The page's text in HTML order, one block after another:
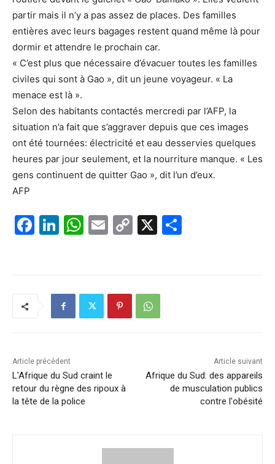
partir mais il n’y a pas assez de places. Des familles
entières avec leurs bagages restent quand même là pour
dormir et attendre le prochain car.
« C’est plus que nécessaire d’évacuer toutes les familles
civiles qui sont à Gao », dit un jeune voyageur. « La
menace est là ».
Selon des habitants contactés mercredi par l’AFP, la
situation n’a fait que s’aggraver depuis que ces images
ont été tournées: électricité et eau desservies quelques
heures par jour seulement, et la nourriture manque. « Les
gens continuent de quitter Gao », dit l’un d’eux.
AFP
F
k
Li
dI
n
W
A
p
E
C
Li
n
X
Article précédent
L'Afrique du Sud craint le
retour du règne des ripoux à
la tête de la police
Article suivant
Afrique du Sud: des appareils
de musculation publics
contre l'obésité